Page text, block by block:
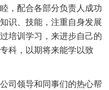
，配合各部分负责人成功
识、技能，注重自身发展
培训学习，来进步自己的
科，以期将来能学以致
司领导和同事们的热心帮